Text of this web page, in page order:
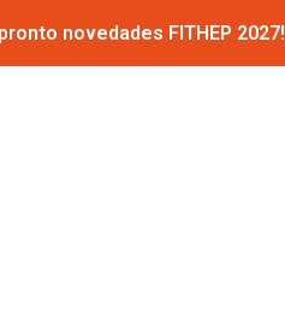
novedades FITHEP 2027!